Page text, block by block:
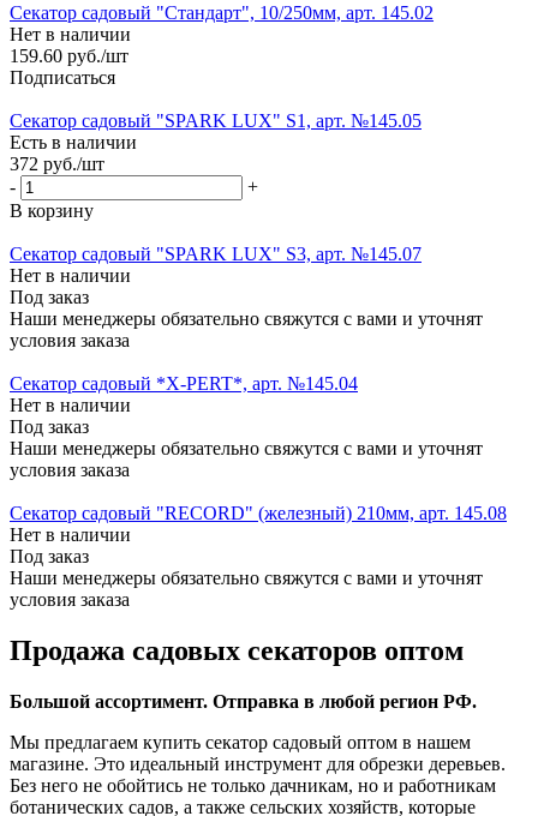
Секатор садовый "Стандарт", 10/250мм, арт. 145.02
Нет в наличии
159.60 руб./шт
Подписаться
Секатор садовый "SPARK LUX" S1, арт. №145.05
Есть в наличии
372 руб./шт
-
+
В корзину
Секатор садовый "SPARK LUX" S3, арт. №145.07
Нет в наличии
Под заказ
Наши менеджеры обязательно свяжутся с вами и уточнят
условия заказа
Секатор садовый *X-PERT*, арт. №145.04
Нет в наличии
Под заказ
Наши менеджеры обязательно свяжутся с вами и уточнят
условия заказа
Секатор садовый "RECORD" (железный) 210мм, арт. 145.08
Нет в наличии
Под заказ
Наши менеджеры обязательно свяжутся с вами и уточнят
условия заказа
Продажа садовых секаторов оптом
Большой ассортимент. Отправка в любой регион РФ.
Мы предлагаем купить секатор садовый оптом в нашем
магазине. Это идеальный инструмент для обрезки деревьев.
Без него не обойтись не только дачникам, но и работникам
ботанических садов, а также сельских хозяйств, которые